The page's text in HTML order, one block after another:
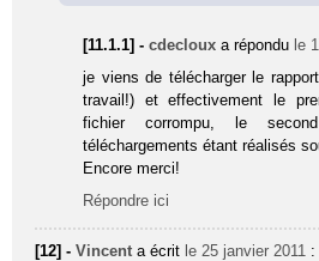
[11.1.1] -cdecloux a répondu le
je viens de télécharger le
travail!) et effectivement le
fichier corrompu, le
téléchargements étant réalisés
Encore merci!
Répondre ici
[12] -Vincent a écrit le 25 janvier 2011 :